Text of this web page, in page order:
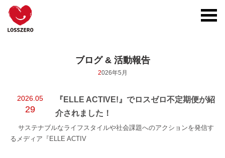
ブログ & 活動報告
2026年5月
2026.05
29
『ELLE ACTIVE!』でロスゼロ不定期便が紹
介されました！
サステナブルなライフスタイルや社会課題へのアクションを発信す
るメディア『ELLE ACTIV